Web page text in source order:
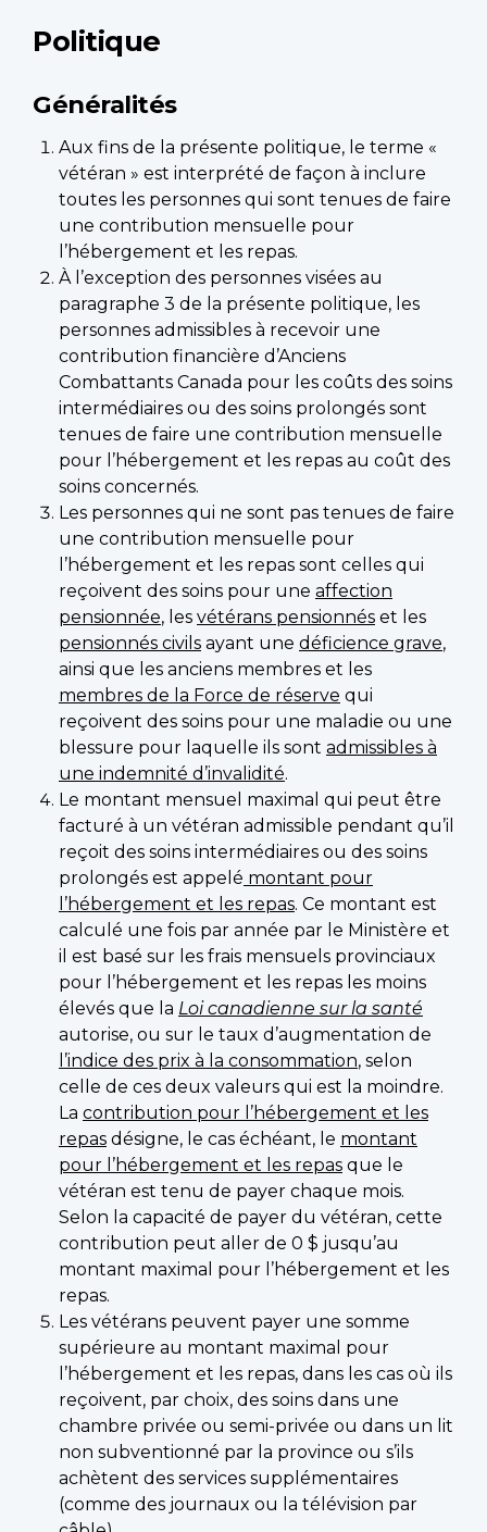
Politique
Généralités
Aux fins de la présente politique, le terme «
vétéran » est interprété de façon à inclure
toutes les personnes qui sont tenues de faire
une contribution mensuelle pour
l’hébergement et les repas.
À l’exception des personnes visées au
paragraphe 3 de la présente politique, les
personnes admissibles à recevoir une
contribution financière d’Anciens
Combattants Canada pour les coûts des soins
intermédiaires ou des soins prolongés sont
tenues de faire une contribution mensuelle
pour l’hébergement et les repas au coût des
soins concernés.
Les personnes qui ne sont pas tenues de faire
une contribution mensuelle pour
l’hébergement et les repas sont celles qui
reçoivent des soins pour une affection
pensionnée, les vétérans pensionnés et les
pensionnés civils ayant une déficience grave,
ainsi que les anciens membres et les
membres de la Force de réserve qui
reçoivent des soins pour une maladie ou une
blessure pour laquelle ils sont admissibles à
une indemnité d’invalidité.
Le montant mensuel maximal qui peut être
facturé à un vétéran admissible pendant qu’il
reçoit des soins intermédiaires ou des soins
prolongés est appelé montant pour
l’hébergement et les repas. Ce montant est
calculé une fois par année par le Ministère et
il est basé sur les frais mensuels provinciaux
pour l’hébergement et les repas les moins
élevés que la Loi canadienne sur la santé
autorise, ou sur le taux d’augmentation de
l’indice des prix à la consommation, selon
celle de ces deux valeurs qui est la moindre.
La contribution pour l’hébergement et les
repas désigne, le cas échéant, le montant
pour l’hébergement et les repas que le
vétéran est tenu de payer chaque mois.
Selon la capacité de payer du vétéran, cette
contribution peut aller de 0 $ jusqu’au
montant maximal pour l’hébergement et les
repas.
Les vétérans peuvent payer une somme
supérieure au montant maximal pour
l’hébergement et les repas, dans les cas où ils
reçoivent, par choix, des soins dans une
chambre privée ou semi-privée ou dans un lit
non subventionné par la province ou s’ils
achètent des services supplémentaires
(comme des journaux ou la télévision par